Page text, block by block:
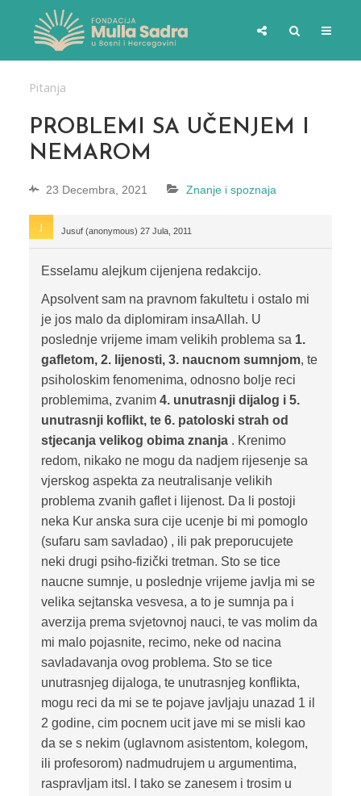
Pitanja
PROBLEMI SA UČENJEM I
NEMAROM
23 Decembra, 2021 Znanje i spoznaja
Jusuf (anonymous) 27 Jula, 2011
Esselamu alejkum cijenjena redakcijo.
Apsolvent sam na pravnom fakultetu i ostalo mi
je jos malo da diplomiram insaAllah. U
poslednje vrijeme imam velikih problema sa 1.
gafletom, 2. lijenosti, 3. naucnom sumnjom, te
psiholoskim fenomenima, odnosno bolje reci
problemima, zvanim 4. unutrasnji dijalog i 5.
unutrasnji koflikt, te 6. patoloski strah od
stjecanja velikog obima znanja . Krenimo
redom, nikako ne mogu da nadjem rijesenje sa
vjerskog aspekta za neutralisanje velikih
problema zvanih gaflet i lijenost. Da li postoji
neka Kur anska sura cije ucenje bi mi pomoglo
(sufaru sam savladao) , ili pak preporucujete
neki drugi psiho-fizički tretman. Sto se tice
naucne sumnje, u poslednje vrijeme javlja mi se
velika sejtanska vesvesa, a to je sumnja pa i
averzija prema svjetovnoj nauci, te vas molim da
mi malo pojasnite, recimo, neke od nacina
savladavanja ovog problema. Sto se tice
unutrasnjeg dijaloga, te unutrasnjeg konflikta,
mogu reci da mi se te pojave javljaju unazad 1 il
2 godine, cim pocnem ucit jave mi se misli kao
da se s nekim (uglavnom asistentom, kolegom,
ili profesorom) nadmudrujem u argumentima,
raspravljam itsl. I tako se zanesem i trosim u